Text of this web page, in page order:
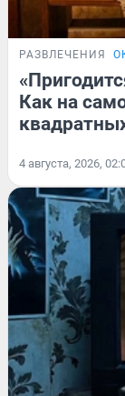
РАЗВЛЕЧЕНИЯ
Как на
4 августа, 2026,